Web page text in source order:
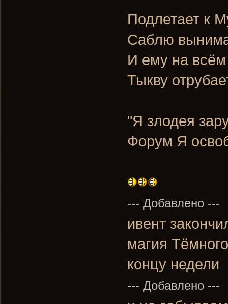
Подлетает к
Саблю
И ему на всём
Тыкву
"Я злодея
Форум Я
--- Добавлено ---
ивент
магия
концу недели
--- Добавлено ---